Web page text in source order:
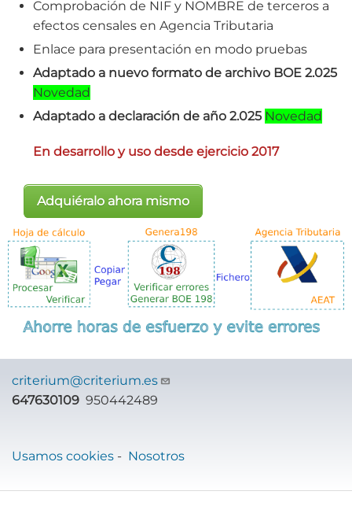
Comprobación de NIF y NOMBRE de terceros a
efectos censales en Agencia Tributaria
Enlace para presentación en modo pruebas
Adaptado a nuevo formato de archivo BOE 2.025
Novedad
Adaptado a declaración de año 2.025 Novedad
En desarrollo y uso desde ejercicio 2017
Adquiéralo ahora mismo
criterium@criterium.es
647630109 950442489
Usamos cookies - Nosotros